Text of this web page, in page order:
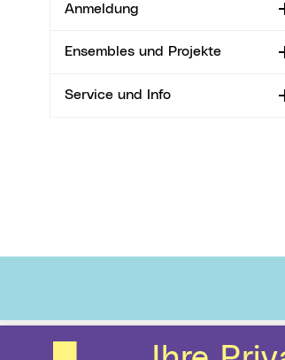
Anmeldung
Ensembles und Projekte
Service und Info